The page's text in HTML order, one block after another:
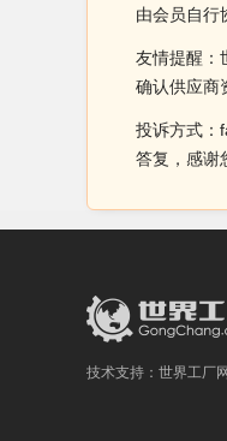
由会员自行
友情提醒：
确认供应商
投诉方式：
答复，感谢
技术支持： 世界工厂网